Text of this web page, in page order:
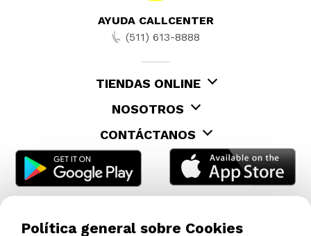
AYUDA CALLCENTER
(511) 613-8888
TIENDAS ONLINE
NOSOTROS
CONTÁCTANOS
Política general sobre Cookies